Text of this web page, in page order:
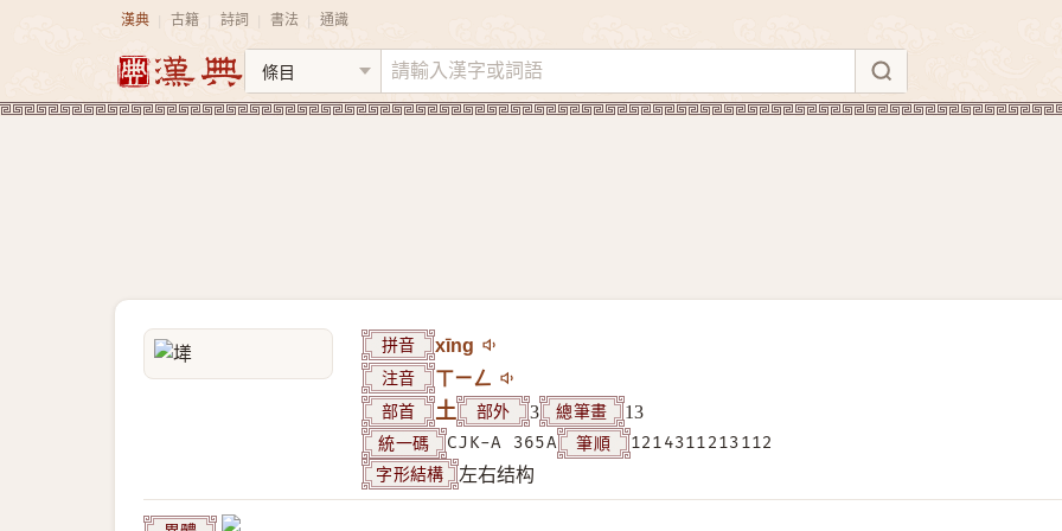
漢典 古籍 詩詞 書法 通識
拼音 xīng
注音 ㄒㄧㄥ
部首 土 部外 3 總筆畫 13
統一碼 CJK-A 365A 筆順 1214311213112
字形結構 左右结构